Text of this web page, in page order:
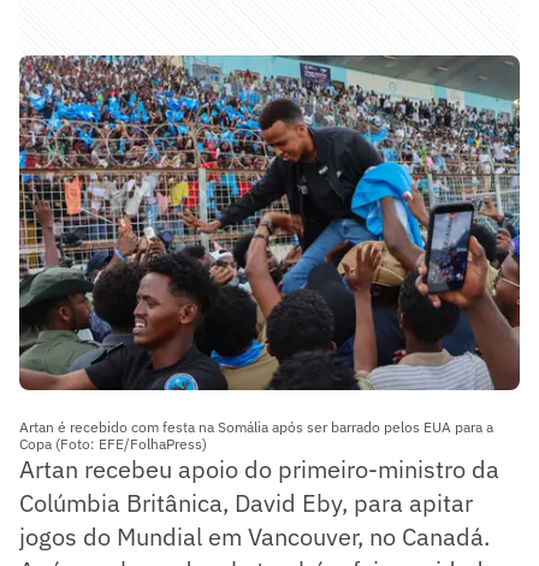
Artan é recebido com festa na Somália após ser barrado pelos EUA para a
Copa (Foto: EFE/FolhaPress)
Artan recebeu apoio do primeiro-ministro da
Colúmbia Britânica, David Eby, para apitar
jogos do Mundial em Vancouver, no Canadá.